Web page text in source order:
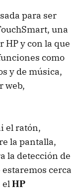
para ser
una
y con la que
como
y de música,
web,
el ratón,
la pantalla,
la detección de
cerca
elHP